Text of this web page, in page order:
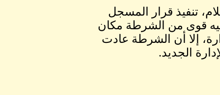
تنفيذ قرار المسجل
قوى من الشرطة مكان
إلا أن الشرطة عادت
الجديد.